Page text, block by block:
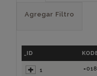
Agregar Filtro
_ID
1 =018